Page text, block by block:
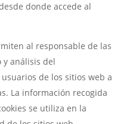
donde accede al
al responsable de las
y análisis del
de los sitios web a
La información recogida
se utiliza en la